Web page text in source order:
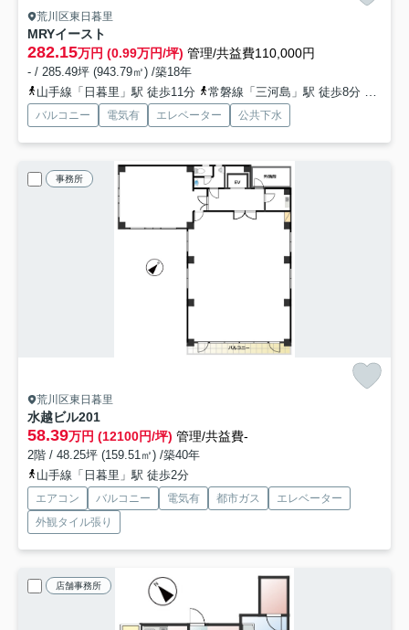
荒川区東日暮里
MRYイースト
282.15万円 (0.99万円/坪) 管理/共益費110,000円
- / 285.49坪 (943.79㎡) /築18年
山手線「日暮里」駅 徒歩11分
常磐線「三河島」駅 徒歩8分
バルコニー 電気有 エレベーター 公共下水
事務所
荒川区東日暮里
水越ビル201
58.39万円 (12100円/坪) 管理/共益費-
2階 / 48.25坪 (159.51㎡) /築40年
山手線「日暮里」駅 徒歩2分
エアコン バルコニー 電気有 都市ガス
エレベーター
外観タイル張り
店舗事務所